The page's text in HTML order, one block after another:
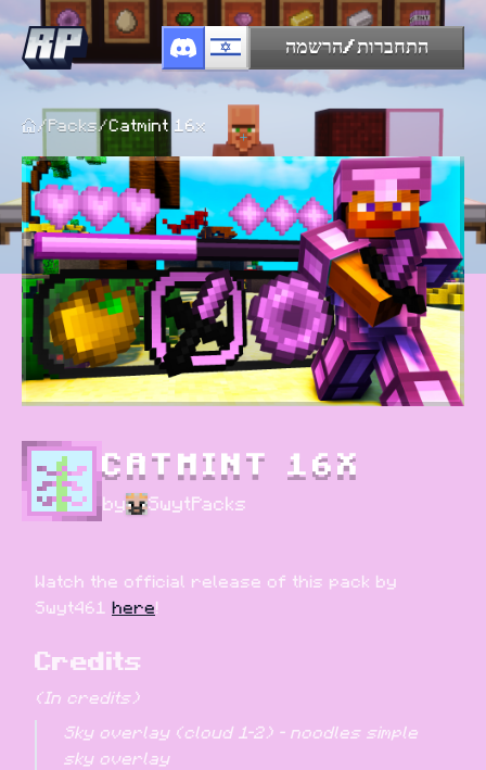
התחברות/הרשמה
/ Packs/Catmint 16x
CATMINT 16X
by SwytPacks
Watch the official release of this pack by
Swyt461 here!
Credits
(In credits)
Sky overlay (cloud 1-2) - noodles simple
sky overlay